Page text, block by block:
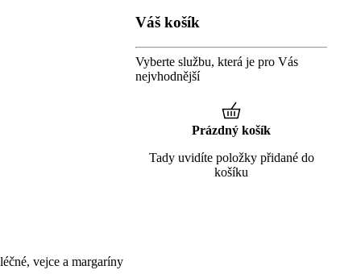
vejce a margaríny
Váš košík
Vyberte službu, která je pro Vás
nejvhodnější
Prázdný košík
Tady uvidíte položky přidané do
košíku